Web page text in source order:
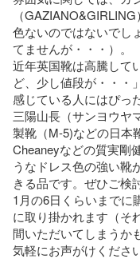
（
色ないのではないでし
てませんが・・・）。
近年英国靴は高騰して
ど、少し値段が・・・
感じている人にはぴっ
三陽山長（サンヨウヤ
製靴（M-5)などの日本
Cheaneyなどの質実剛
うなドレス色の強い靴
きる品です。ぜひご検
1月の6日くらいまでに
に取り掛かれます（そ
間いただいてしまうか
気軽にお声がけくださ